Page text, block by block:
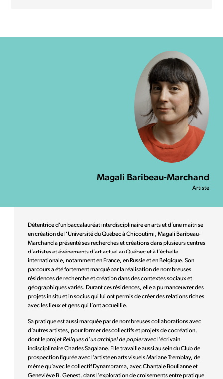
Magali Baribeau-Marchand
Artiste
Détentrice d’un baccalauréat interdisciplinaire en arts et d’une maîtrise
en création de l’Université du Québec à Chicoutimi, Magali Baribeau-
Marchand a présenté ses recherches et créations dans plusieurs centres
d’artistes et événements d’art actuel au Québec et à l’échelle
internationale, notamment en France, en Russie et en Belgique. Son
parcours a été fortement marqué par la réalisation de nombreuses
résidences de recherche et création dans des contextes sociaux et
géographiques variés. Durant ces résidences, elle a pu manœuvrer des
projets in situ et in socius qui lui ont permis de créer des relations riches
avec les lieux et gens qui l’ont accueillie.
Sa pratique est aussi marquée par de nombreuses collaborations avec
d’autres artistes, pour former des collectifs et projets de cocréation,
dont le projetReliques d’un archipel de papieravec l’écrivain
indisciplinaire Charles Sagalane. Elle travaille aussi au sein du Club de
prospection figurée avec l’artiste en arts visuels Mariane Tremblay, de
même qu’avec le collectif Dynamorama, avec Chantale Boulianne et
Geneviève B. Genest, dans l’exploration de croisements entre pratique